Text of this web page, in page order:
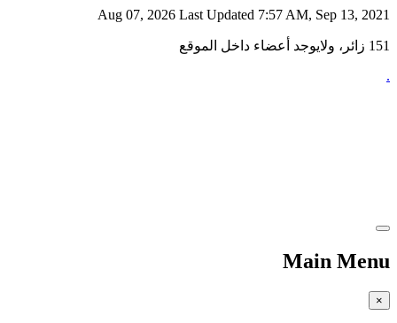
Aug 07, 2026 Last Updated 7:57 AM, Sep 13, 2021
151 زائر، ولايوجد أعضاء داخل الموقع
.
Main Menu
×